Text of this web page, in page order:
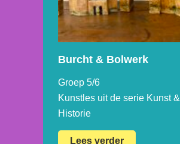
Burcht & Bolwerk
Groep 5/6
Kunstles uit de serie Kunst &
Historie
Lees verderBurcht